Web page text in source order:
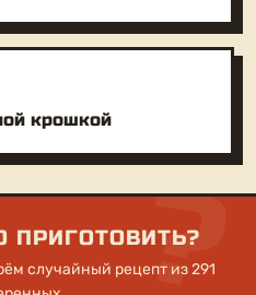
крошкой
?
ПРИГОТОВИТЬ?
случайный рецепт из 291